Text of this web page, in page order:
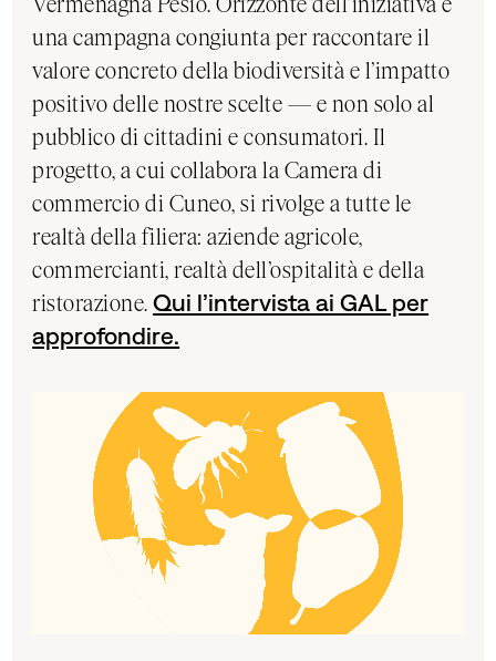
una campagna congiunta per raccontare il
valore concreto della biodiversità e l’impatto
positivo delle nostre scelte — e non solo al
pubblico di cittadini e consumatori. Il
progetto, a cui collabora la Camera di
commercio di Cuneo, si rivolge a tutte le
realtà della filiera: aziende agricole,
commercianti, realtà dell’ospitalità e della
ristorazione.Qui l’intervista ai GAL per
approfondire.